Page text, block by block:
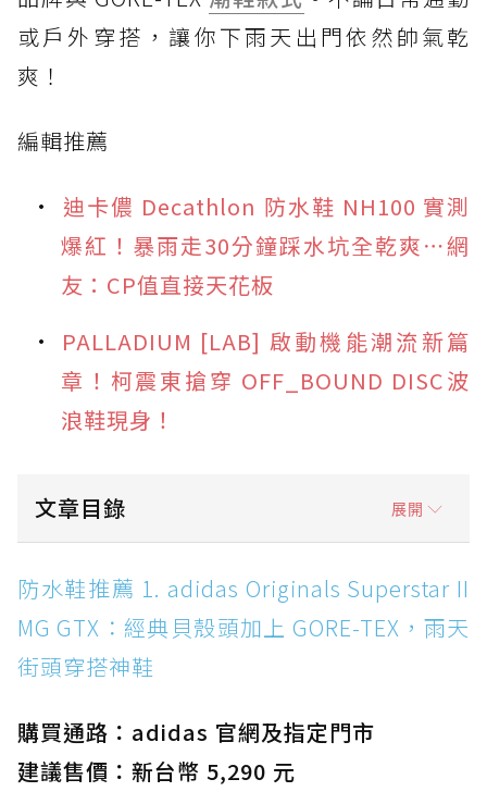
或戶外穿搭，讓你下雨天出門依然帥氣乾
爽！
編輯推薦
迪卡儂 Decathlon 防水鞋 NH100 實測
爆紅！暴雨走30分鐘踩水坑全乾爽⋯網
友：CP值直接天花板
PALLADIUM [LAB] 啟動機能潮流新篇
章！柯震東搶穿 OFF_BOUND DISC波
浪鞋現身！
文章目錄 展開
防水鞋推薦 1. adidas Originals Superstar II
MG GTX：經典貝殼頭加上 GORE-TEX，雨天街
頭穿搭神鞋
防水鞋推薦 2. New Balance Hierro v9 GORE-
防水鞋推薦 3. Nike Dunk Low GORE-TEX：
經典 Dunk 輪廓加上防水科技，雨天穿搭帥度不
打折
防水鞋推薦 1. adidas Originals Superstar II
MG GTX：經典貝殼頭加上 GORE-TEX，雨天
街頭穿搭神鞋
購買通路：adidas 官網及指定門市
建議售價：新台幣 5,290 元